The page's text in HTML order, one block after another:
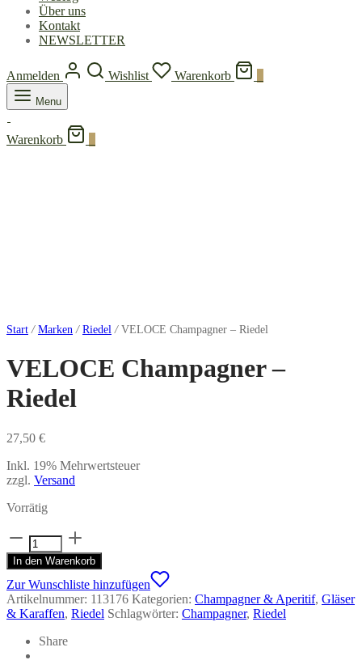
Über uns
Kontakt
NEWSLETTER
Anmelden Wishlist Warenkorb
Menu
Warenkorb
Start / Marken / Riedel /VELOCE Champagner – Riedel
VELOCE Champagner –
Riedel
27,50 €
Inkl. 19% Mehrwertsteuer
zzgl. Versand
Vorrätig
VELOCE
Champagner
-
Riedel
Menge
In den Warenkorb
Zur Wunschliste hinzufügen
Artikelnummer: 113176 Kategorien: Champagner & Aperitif, Gläser
& Karaffen, Riedel Schlagwörter: Champagner, Riedel
Share